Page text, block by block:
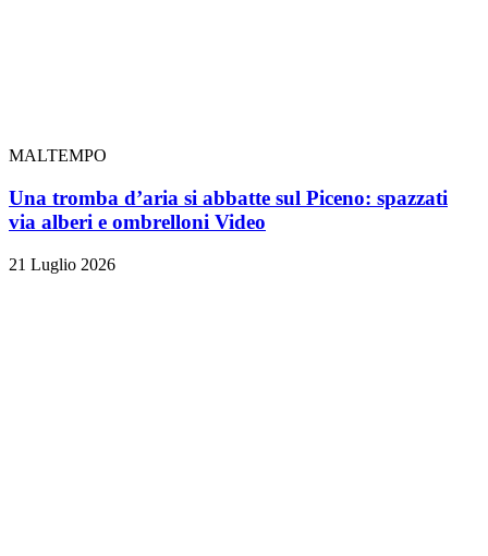
MALTEMPO
Una tromba d’aria si abbatte sul Piceno: spazzati
via alberi e ombrelloni Video
21 Luglio 2026